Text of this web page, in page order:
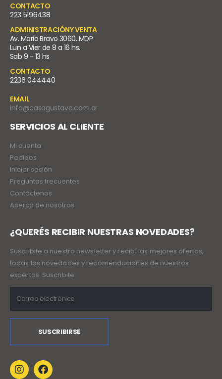
CONTACTO
223 5196438
ADMINISTRACIÓNY VENTA
Av. Mario Bravo 3060. MDP
Lun a Vier de 8 a 16 hs.
Sab 9 - 13 hs
CONTACTO
2236 044440
EMAIL
info@casagustavo.com.ar
SERVICIOS AL CLIENTE
Mi cuenta
Pedidos
Iniciar sesión
Preguntas frecuentes
Contáctenos
Acerca de nosotros
¿QUERÉS RECIBIR NUESTRAS NOVEDADES?
Suscribite a nuestro newsletter y recibí las mejores ofertas,
todas las novedades y recomendaciones de nuestros
expertos. Suscribite: